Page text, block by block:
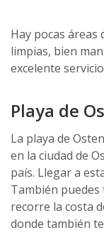
Hay pocas áreas
limpias, bien
excelente
Playa de
La playa de
en la ciudad de
país. Llegar a
También
recorre la costa
donde también